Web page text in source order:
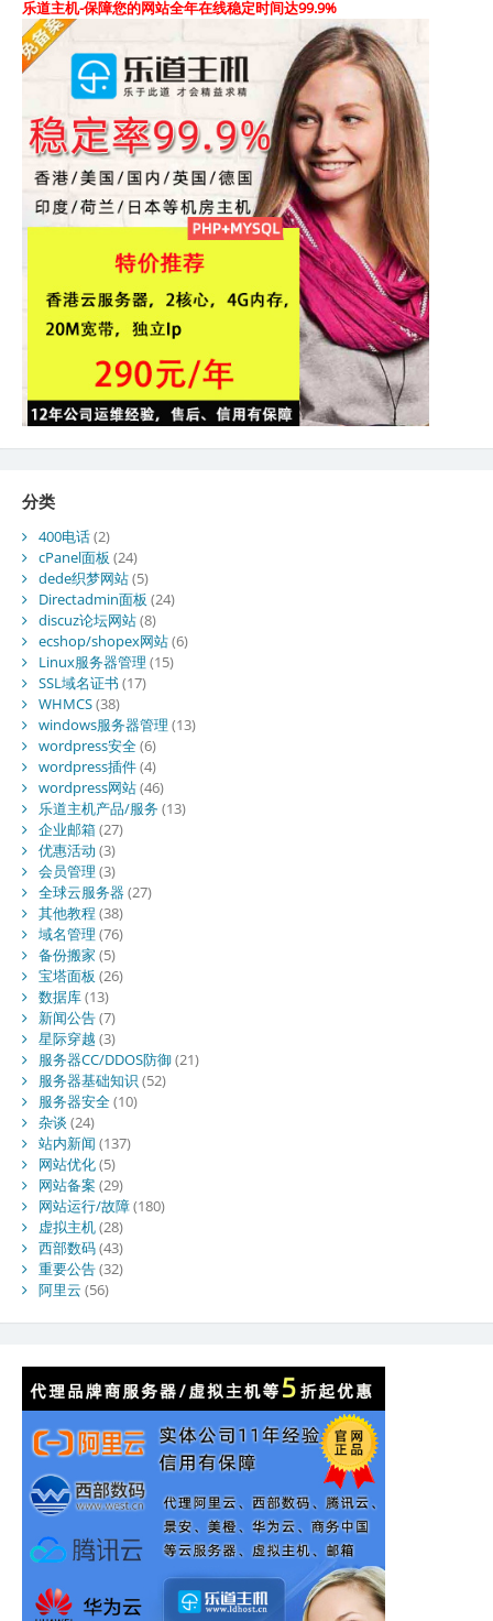
乐道主机-保障您的网站全年在线稳定时间达99.9%
分类
400电话(2)
cPanel面板 (24)
dede织梦网站(5)
Directadmin面板 (24)
discuz论坛网站(8)
ecshop/shopex网站(6)
Linux服务器管理 (15)
SSL域名证书 (17)
WHMCS(38)
windows服务器管理 (13)
wordpress安全(6)
wordpress插件(4)
wordpress网站(46)
乐道主机产品/服务(13)
企业邮箱(27)
优惠活动 (3)
会员管理 (3)
全球云服务器 (27)
其他教程 (38)
域名管理 (76)
备份搬家 (5)
宝塔面板 (26)
数据库(13)
新闻公告(7)
星际穿越 (3)
服务器CC/DDOS防御(21)
服务器基础知识 (52)
服务器安全(10)
杂谈 (24)
站内新闻 (137)
网站优化(5)
网站备案 (29)
网站运行/故障(180)
虚拟主机(28)
西部数码(43)
重要公告(32)
阿里云 (56)